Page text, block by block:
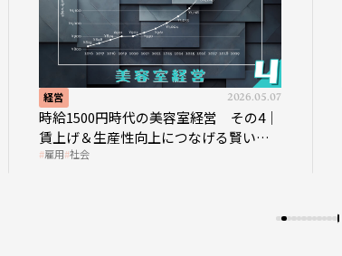
経営 2026.05.07
時給1500円時代の美容室経営 その4｜
賃上げ＆生産性向上につなげる賢い助
成金活用
雇用 社会